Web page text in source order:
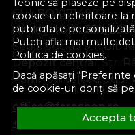
Teonic să plaseze pe
cookie-uri referitoare la
publicitate
Puteți afla mai multe
Politica de cookies.
Dacă apăsați
de cookie-uri doriți să
Accepta
CUI:RO10714902
Nr. reg. com.:J38/289/
Sediu social:Str. Gib
Depozit central:Str.
Râmnicu Vâlcea, Jud.
office@feroshop.ro
+40 311 100 277